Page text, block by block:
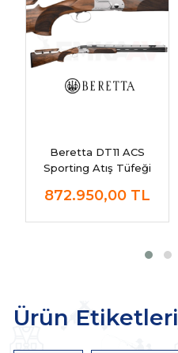
Beretta DT11 ACS
Sporting Atış Tüfeği
872.950,00 TL
Ürün Etiketleri